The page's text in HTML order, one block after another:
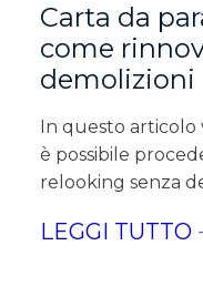
Carta da
come
demolizioni
In questo articolo
è possibile
relooking senza
LEGGI TUTTO